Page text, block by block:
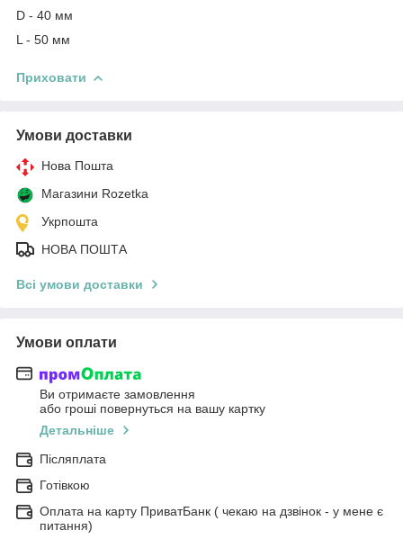
D - 40 мм
L - 50 мм
Приховати
Умови доставки
Нова Пошта
Магазини Rozetka
Укрпошта
НОВА ПОШТА
Всі умови доставки
Умови оплати
Ви отримаєте замовлення
або гроші повернуться на вашу картку
Детальніше
Післяплата
Готівкою
Оплата на карту ПриватБанк ( чекаю на дзвінок - у мене є
питання)